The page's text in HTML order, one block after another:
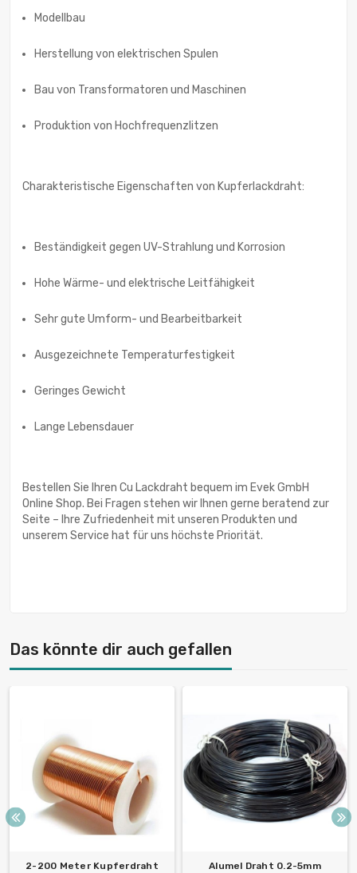
Modellbau
Herstellung von elektrischen Spulen
Bau von Transformatoren und Maschinen
Produktion von Hochfrequenzlitzen
Charakteristische Eigenschaften von Kupferlackdraht:
Beständigkeit gegen UV-Strahlung und Korrosion
Hohe Wärme- und elektrische Leitfähigkeit
Sehr gute Umform- und Bearbeitbarkeit
Ausgezeichnete Temperaturfestigkeit
Geringes Gewicht
Lange Lebensdauer
Bestellen Sie Ihren Cu Lackdraht bequem im Evek GmbH
Online Shop. Bei Fragen stehen wir Ihnen gerne beratend zur
Seite – Ihre Zufriedenheit mit unseren Produkten und
unserem Service hat für uns höchste Priorität.
Das könnte dir auch gefallen
2-200 Meter Kupferdraht
Alumel Draht 0.2-5mm